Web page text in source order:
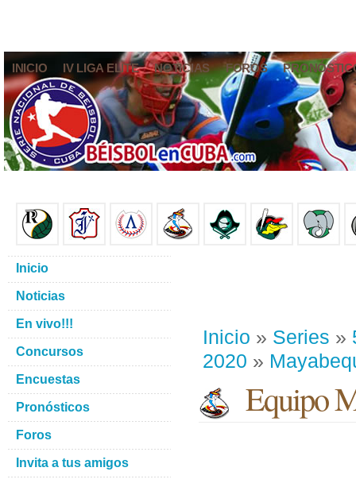
INICIO IV LIGA ELITE NOTICIAS FOROS
Inicio » Series »
2020 »
Equipo
Inicio
Noticias
En vivo!!!
Concursos
Encuestas
Pronósticos
Foros
Invita a tus amigos